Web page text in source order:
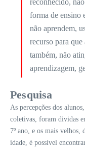
reconhecido,
forma de ensino
não aprendem,
recurso para
também, não
aprendizagem,
Pesquisa
As percepções dos
coletivas, foram dividas
7º ano, e os mais velhos,
idade, é possível